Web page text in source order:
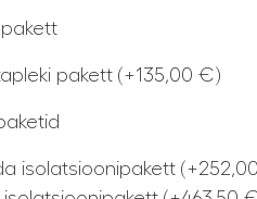
pakett
pakett (+135,00 €)
isolatsioonipakett